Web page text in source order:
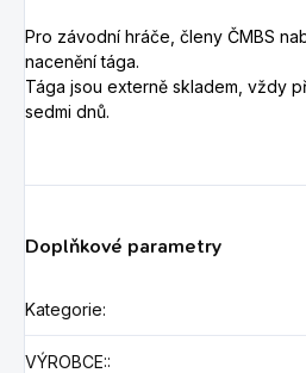
Pro závodní hráče, členy ČMBS
nacenění tága.
Tága jsou externě skladem, vždy
sedmi dnů.
Doplňkové parametry
Kategorie:
VÝROBCE::